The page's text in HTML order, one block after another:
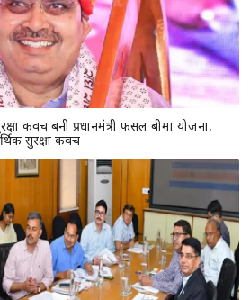
कवच बनी प्रधानमंत्री फसल बीमा योजना,
सुरक्षा कवच